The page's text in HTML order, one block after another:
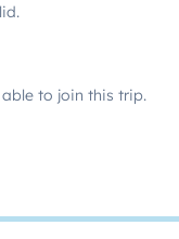
to join this trip.